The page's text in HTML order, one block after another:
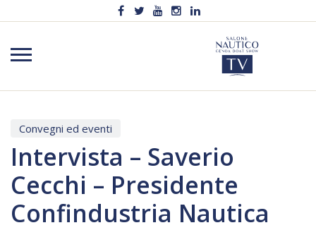
Convegni ed eventi
Intervista – Saverio
Cecchi – Presidente
Confindustria Nautica